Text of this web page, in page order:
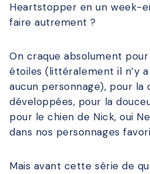
Heartstopper en un week-
faire autrement ?
On craque absolument
étoiles (littéralement il n’y
aucun personnage), pour la
développées, pour la
pour le chien de Nick, oui
dans nos personnages
Mais avant cette série de